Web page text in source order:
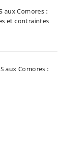
aux Comores :
et contraintes
aux Comores :